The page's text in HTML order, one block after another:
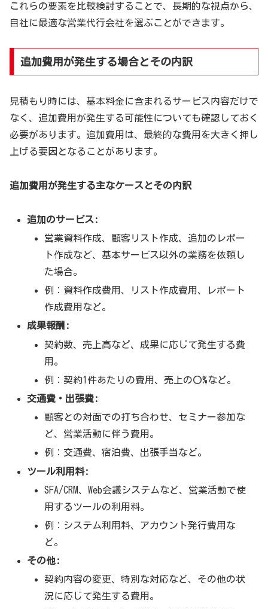
これらの要素を比較検討することで、長期的な視点から、
自社に最適な営業代行会社を選ぶことができます。
追加費用が発生する場合とその内訳
見積もり時には、基本料金に含まれるサービス内容だけで
なく、追加費用が発生する可能性についても確認しておく
必要があります。追加費用は、最終的な費用を大きく押し
上げる要因となることがあります。
追加費用が発生する主なケースとその内訳
追加のサービス:
営業資料作成、顧客リスト作成、追加のレポー
ト作成など、基本サービス以外の業務を依頼し
た場合。
例：資料作成費用、リスト作成費用、レポート
作成費用など。
成果報酬:
契約数、売上高など、成果に応じて発生する費
用。
例：契約1件あたりの費用、売上の〇%など。
交通費・出張費:
顧客との対面での打ち合わせ、セミナー参加な
ど、営業活動に伴う費用。
例：交通費、宿泊費、出張手当など。
ツール利用料:
SFA/CRM、Web会議システムなど、営業活動で使
用するツールの利用料。
例：システム利用料、アカウント発行費用な
ど。
その他:
契約内容の変更、特別な対応など、その他の状
況に応じて発生する費用。